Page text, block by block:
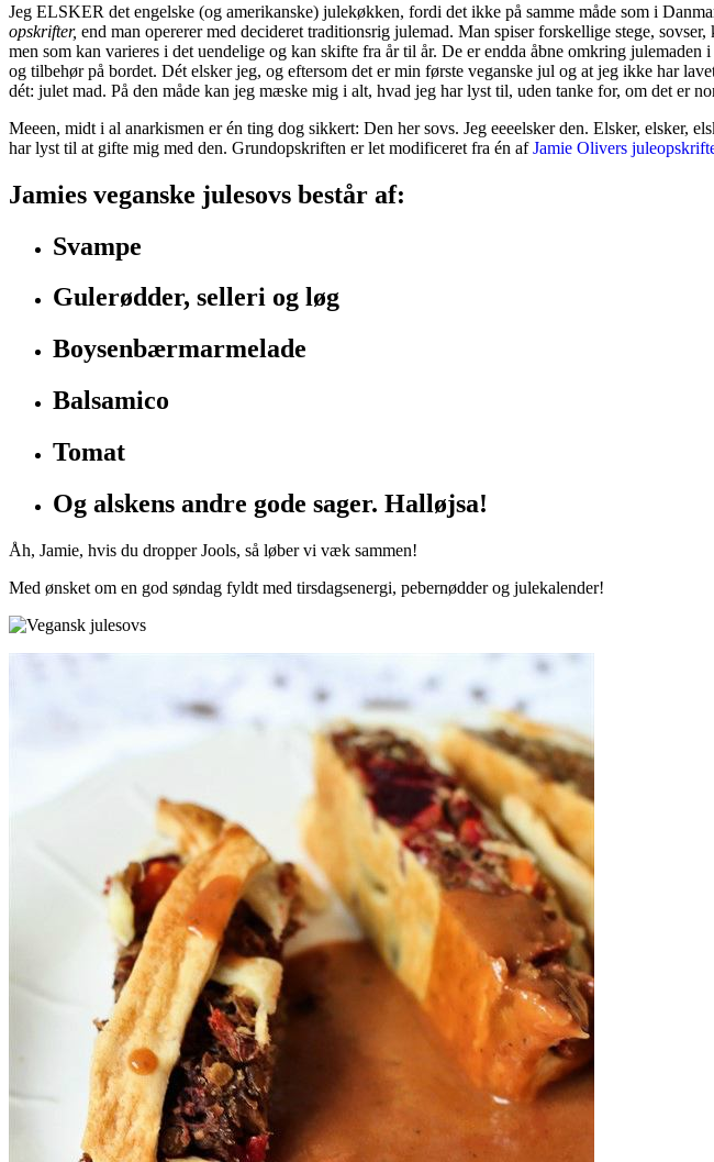
Jeg ELSKER det engelske (og amerikanske) julekøkken, fordi det ikke på samme måde som i
opskrifter, end man opererer med decideret traditionsrig julemad. Man spiser forskellige stege,
men som kan varieres i det uendelige og kan skifte fra år til år. De er endda åbne omkring
og tilbehør på bordet. Dét elsker jeg, og eftersom det er min første veganske jul og at jeg ikke har
dét: julet mad. På den måde kan jeg mæske mig i alt, hvad jeg har lyst til, uden tanke for, om det er
Meeen, midt i al anarkismen er én ting dog sikkert: Den her sovs. Jeg eeeelsker den. Elsker, elsker,
har lyst til at gifte mig med den. Grundopskriften er let modificeret fra én afJamie Olivers
Jamies veganske julesovs består af:
Svampe
Gulerødder, selleri og løg
Boysenbærmarmelade
Balsamico
Tomat
Og alskens andre gode sager. Halløjsa!
Åh, Jamie, hvis du dropper Jools, så løber vi væk sammen!
Med ønsket om en god søndag fyldt med tirsdagsenergi, pebernødder og julekalender!